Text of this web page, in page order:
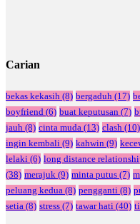
Carian
bekas kekasih (8) bergaduh (17)
boyfriend (6) buat keputusan (7)
jauh (8) cinta muda (13) clash (10)
ingin kembali (9) kahwin (9)
lelaki (6) long distance
(38) merajuk (9) minta putus (7)
peluang kedua (8) pengganti (8)
setia (8) stress (7) tawar hati (40)